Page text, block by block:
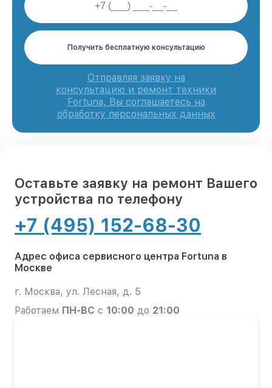
Получить бесплатную консультацию
Отправляя заявку на
консультацию и ремонт техники
Fortuna, Вы соглашаетесь на
обработку персональных данных
Оставьте заявку на ремонт Вашего
устройства по телефону
+7 (495) 152-68-30
Адрес офиса сервисного центра Fortuna в
Москве
г. Москва, ул. Лесная, д. 5
Работаем ПН-ВС с 10:00 до 21:00